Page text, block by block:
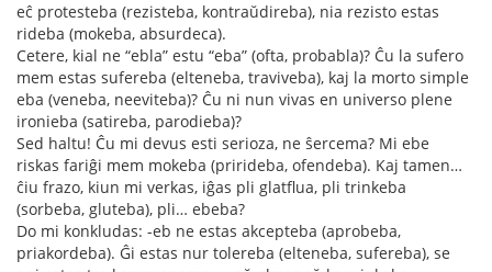
eĉ protesteba (rezisteba, kontraŭdireba), nia rezisto estas
rideba (mokeba, absurdeca).
Cetere, kial ne “ebla” estu “eba” (ofta, probabla)? Ĉu la sufero
mem estas sufereba (elteneba, traviveba), kaj la morto simple
eba (veneba, neeviteba)? Ĉu ni nun vivas en universo plene
ironieba (satireba, parodieba)?
Sed haltu! Ĉu mi devus esti serioza, ne ŝercema? Mi ebe
riskas fariĝi mem mokeba (prirideba, ofendeba). Kaj tamen…
ĉiu frazo, kiun mi verkas, iĝas pli glatflua, pli trinkeba
(sorbeba, gluteba), pli… ebeba?
Do mi konkludas: -eb ne estas akcepteba (aprobeba,
priakordeba). Ĝi estas nur tolereba (elteneba, sufereba), se